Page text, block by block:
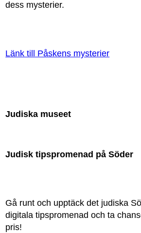
dess mysterier.
Länk till Påskens mysterier
Judiska museet
Judisk tipspromenad på Söder
Gå runt och upptäck det judiska
digitala tipspromenad och ta
pris!